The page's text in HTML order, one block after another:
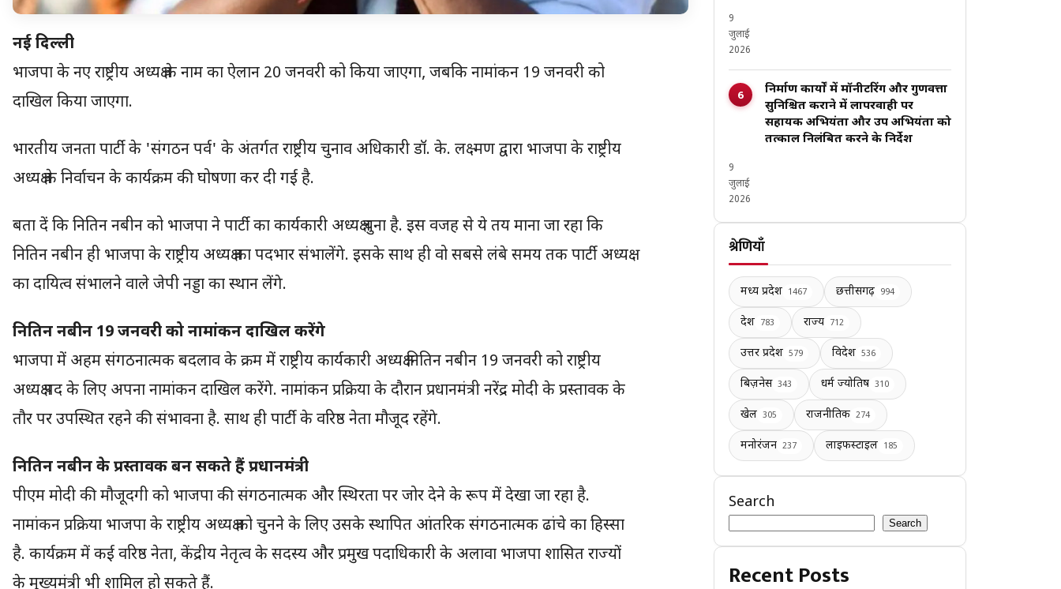
नई दिल्ली
भाजपा के नए राष्ट्रीय अध्यक्ष के नाम का ऐलान 20 जनवरी को किया जाएगा, जबकि नामांकन 19 जनवरी को
दाखिल किया जाएगा.
भारतीय जनता पार्टी के 'संगठन पर्व' के अंतर्गत राष्ट्रीय चुनाव अधिकारी डॉ. के. लक्ष्मण द्वारा भाजपा के राष्ट्रीय
अध्यक्ष के निर्वाचन के कार्यक्रम की घोषणा कर दी गई है.
बता दें कि नितिन नबीन को भाजपा ने पार्टी का कार्यकारी अध्यक्ष चुना है. इस वजह से ये तय माना जा रहा कि
नितिन नबीन ही भाजपा के राष्ट्रीय अध्यक्ष का पदभार संभालेंगे. इसके साथ ही वो सबसे लंबे समय तक पार्टी अध्यक्ष
का दायित्व संभालने वाले जेपी नड्डा का स्थान लेंगे.
नितिन नबीन 19 जनवरी को नामांकन दाखिल करेंगे
भाजपा में अहम संगठनात्मक बदलाव के क्रम में राष्ट्रीय कार्यकारी अध्यक्ष नितिन नबीन 19 जनवरी को राष्ट्रीय
अध्यक्ष पद के लिए अपना नामांकन दाखिल करेंगे. नामांकन प्रक्रिया के दौरान प्रधानमंत्री नरेंद्र मोदी के प्रस्तावक के
तौर पर उपस्थित रहने की संभावना है. साथ ही पार्टी के वरिष्ठ नेता मौजूद रहेंगे.
नितिन नबीन के प्रस्तावक बन सकते हैं प्रधानमंत्री
पीएम मोदी की मौजूदगी को भाजपा की संगठनात्मक और स्थिरता पर जोर देने के रूप में देखा जा रहा है.
नामांकन प्रक्रिया भाजपा के राष्ट्रीय अध्यक्ष को चुनने के लिए उसके स्थापित आंतरिक संगठनात्मक ढांचे का हिस्सा
है. कार्यक्रम में कई वरिष्ठ नेता, केंद्रीय नेतृत्व के सदस्य और प्रमुख पदाधिकारी के अलावा भाजपा शासित राज्यों
के मुख्यमंत्री भी शामिल हो सकते हैं.
9
जुलाई
2026
निर्माण कार्यों में मॉनीटरिंग और गुणवत्ता
सुनिश्चित कराने में लापरवाही पर
सहायक अभियंता और उप अभियंता को
तत्काल निलंबित करने के निर्देश
9
जुलाई
2026
श्रेणियाँ
मध्य प्रदेश 1467 छत्तीसगढ़ 994
देश 783 राज्य 712
उत्तर प्रदेश 579 विदेश 536
बिज़नेस 343 धर्म ज्योतिष 310
खेल 305 राजनीतिक 274
मनोरंजन 237 लाइफस्टाइल 185
Search
Search
Recent Posts